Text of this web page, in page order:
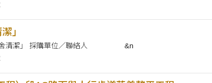
」
採購案名 「110學年暑假學生宿舍清潔」 採購單位／聯絡人 &n